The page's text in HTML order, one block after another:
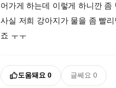
어가게 하는데 이렇게 하니깐
사실 저희 강아지가 물을 좀 빨
죠 ㅜㅜ
도움돼요 0 글쎄요 0